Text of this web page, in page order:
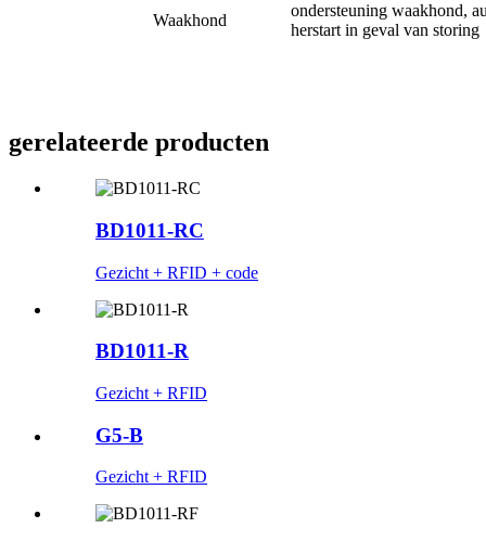
Waakhond
ondersteuning waakhond,
herstart in geval van storing
gerelateerde producten
BD1011-RC
Gezicht + RFID + code
BD1011-R
Gezicht + RFID
G5-B
Gezicht + RFID